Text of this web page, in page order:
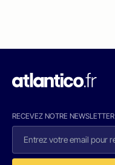
RECEVEZ NOTRE NEWSLETTER